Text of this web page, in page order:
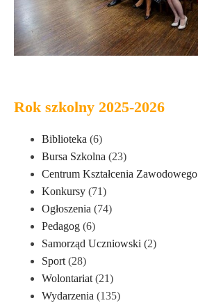
Rok szkolny 2025-2026
Biblioteka (6)
Bursa Szkolna (23)
Centrum Kształcenia Zawodowego
Konkursy (71)
Ogłoszenia (74)
Pedagog (6)
Samorząd Uczniowski (2)
Sport(28)
Wolontariat(21)
Wydarzenia (135)